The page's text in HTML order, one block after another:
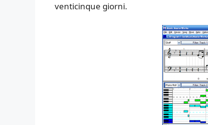
venticinque giorni.